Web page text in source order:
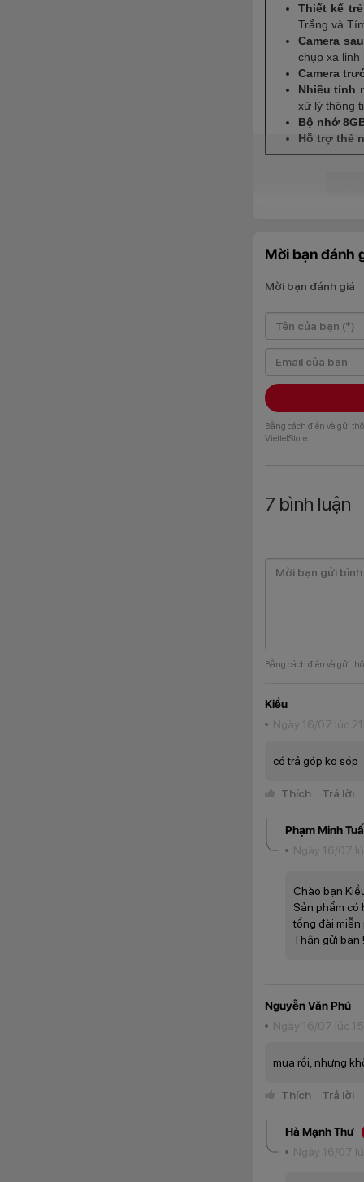
Thiết kế
Trắng và
Camera
chụp xa linh
Camera
Nhiều tính
xử lý thông
Bộ nhớ
Hỗ trợ thẻ
1. 7 thông
bản nhưng hiệu
1.1. Màn
Máy sử dụng màn
mẫu cảm ứng tối
nội dung hiển thị
Mời bạn đánh
Mời bạn đánh giá
Bằng cách điền và gửi
ViettelStore
7 bình luận
Bằng cách điền và gửi
Kiều
Ngày 16/07 lúc
có trả góp ko sóp
Thích Trả lời
Phạm Minh
Ngày 16/07
Chào bạn
Sản phẩm có
tổng đài
Thân gửi bạn !
Nguyễn Văn Phú
Ngày 16/07 lúc
mua rồi, nhưng
Thích Trả lời
Hà Mạnh Thư
Ngày 16/07